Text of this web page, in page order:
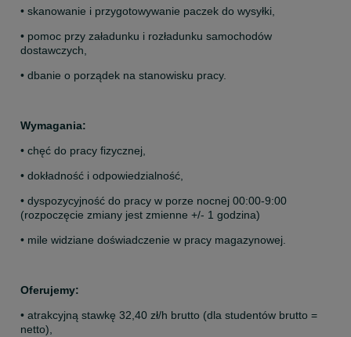
• skanowanie i przygotowywanie paczek do wysyłki,
• pomoc przy załadunku i rozładunku samochodów
dostawczych,
• dbanie o porządek na stanowisku pracy.
Wymagania:
• chęć do pracy fizycznej,
• dokładność i odpowiedzialność,
• dyspozycyjność do pracy w porze nocnej 00:00-9:00
(rozpoczęcie zmiany jest zmienne +/- 1 godzina)
• mile widziane doświadczenie w pracy magazynowej.
Oferujemy:
• atrakcyjną stawkę 32,40 zł/h brutto (dla studentów brutto =
netto),